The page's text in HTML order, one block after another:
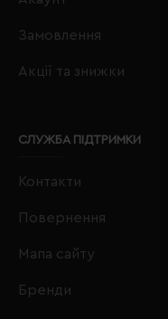
Замовлення
Акції та знижки
СЛУЖБА ПІДТРИМКИ
Контакти
Повернення
Мапа сайту
Бренди